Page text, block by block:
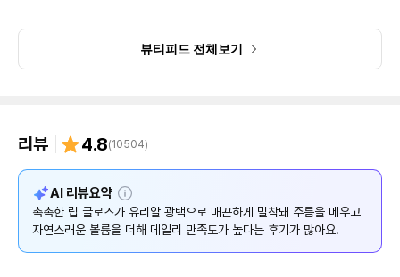
뷰티피드 전체보기
리뷰 4.8(10504)
AI 리뷰요약 설
명
촉촉한 립 글로스가 유리알 광택으로 매끈하게 밀착돼 주름을 메우고
자연스러운 볼륨을 더해 데일리 만족도가 높다는 후기가 많아요.